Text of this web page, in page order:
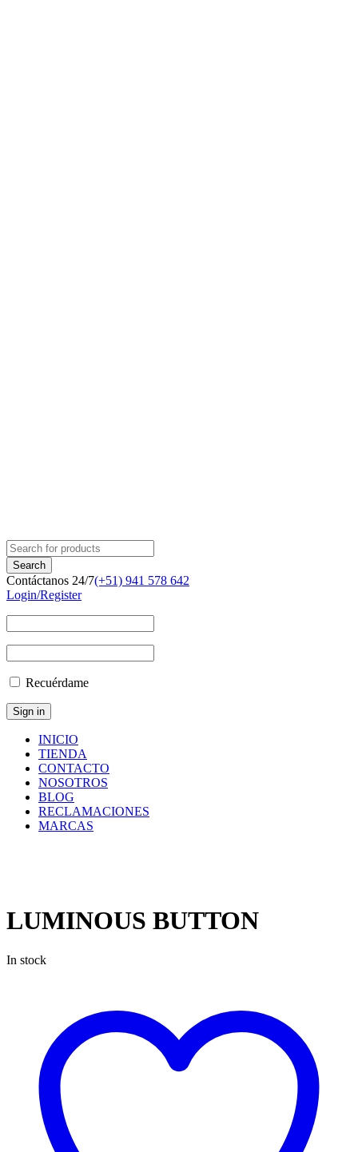
Contáctanos 24/7(+51) 941 578 642
Login/Register
Recuérdame
INICIO
TIENDA
CONTACTO
NOSOTROS
BLOG
RECLAMACIONES
MARCAS
LUMINOUS BUTTON
In stock